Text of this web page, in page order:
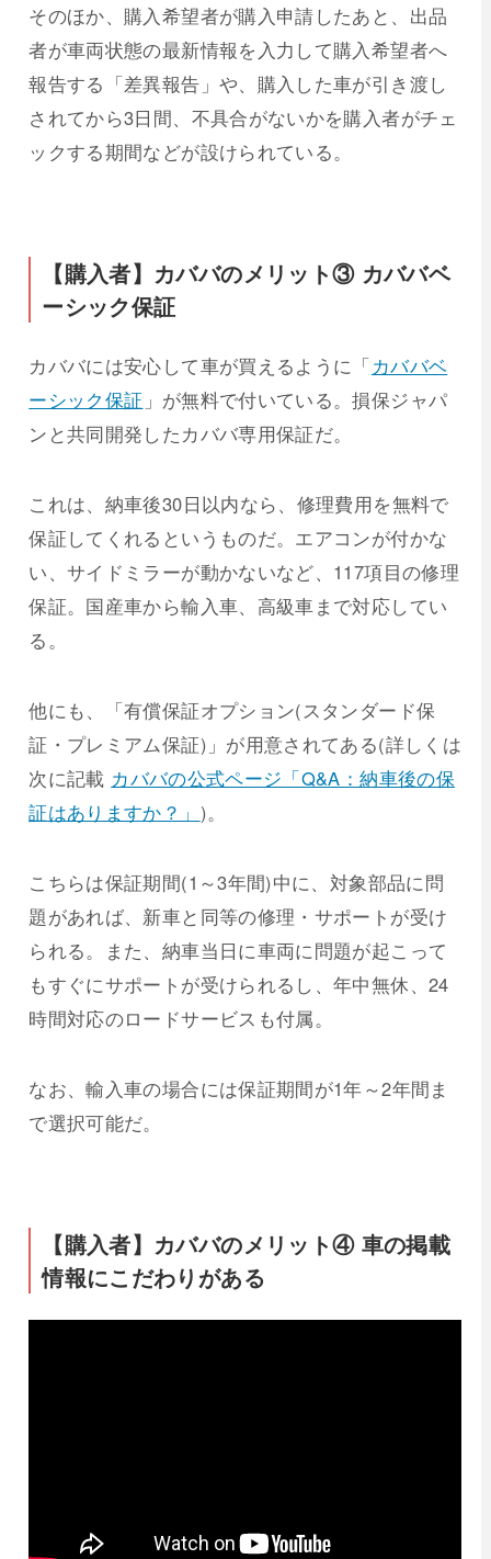
そのほか、購入希望者が購入申請したあと、出品
者が車両状態の最新情報を入力して購入希望者へ
報告する「差異報告」や、購入した車が引き渡し
されてから3日間、不具合がないかを購入者がチェ
ックする期間などが設けられている。
【購入者】カババのメリット③ カババベ
ーシック保証
カババには安心して車が買えるように「カババベ
ーシック保証 」が無料で付いている。損保ジャパ
ンと共同開発したカババ専用保証だ。
これは、納車後30日以内なら、修理費用を無料で
保証してくれるというものだ。エアコンが付かな
い、サイドミラーが動かないなど、117項目の修理
保証。国産車から輸入車、高級車まで対応してい
る。
他にも、「有償保証オプション(スタンダード保
証・プレミアム保証)」が用意されてある(詳しくは
次に記載 カババの公式ページ「Q&A：納車後の保
証はありますか？」 )。
こちらは保証期間(1～3年間)中に、対象部品に問
題があれば、新車と同等の修理・サポートが受け
られる。また、納車当日に車両に問題が起こって
もすぐにサポートが受けられるし、年中無休、24
時間対応のロードサービスも付属。
なお、輸入車の場合には保証期間が1年～2年間ま
で選択可能だ。
【購入者】カババのメリット④ 車の掲載
情報にこだわりがある